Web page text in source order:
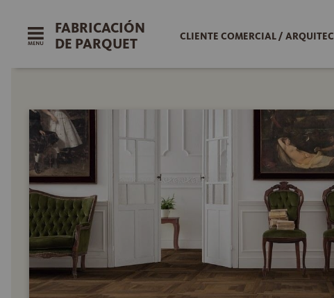
FABRICACIÓN
DE PARQUET
CLIENTE COMERCIAL /